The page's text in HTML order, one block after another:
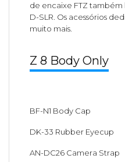
de encaixe FTZ
D-SLR. Os acessórios
muito mais.
Z 8 Body Only
BF-N1 Body Cap
DK-33 Rubber Eyecup
AN-DC26 Camera Strap